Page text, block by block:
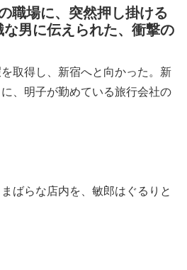
職場に、突然押し掛ける
男に伝えられた、衝撃の
取得し、新宿へと向かった。新
、明子が勤めている旅行会社の
ばらな店内を、敏郎はぐるりと